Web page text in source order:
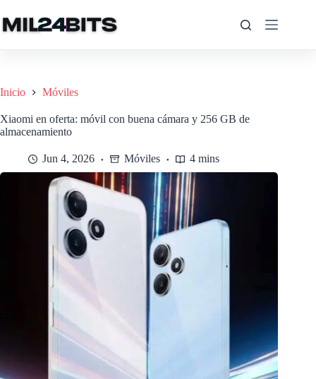
al
contenido
Inicio Móviles
Xiaomi en oferta: móvil con buena cámara y 256 GB de
almacenamiento
Jun 4, 2026 Móviles 4 mins